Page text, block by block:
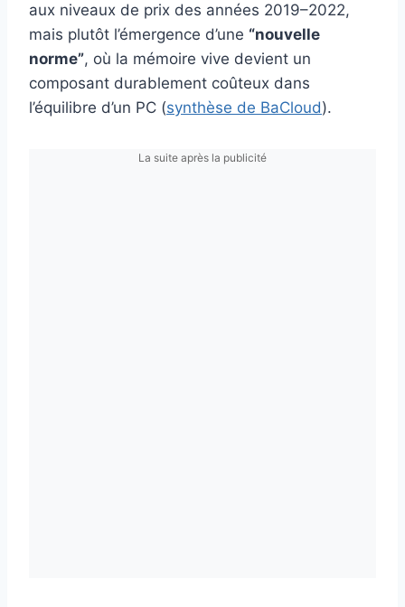
aux niveaux de prix des années 2019–2022,
mais plutôt l’émergence d’une “nouvelle
norme”, où la mémoire vive devient un
composant durablement coûteux dans
l’équilibre d’un PC (synthèse de BaCloud).
La suite après la publicité